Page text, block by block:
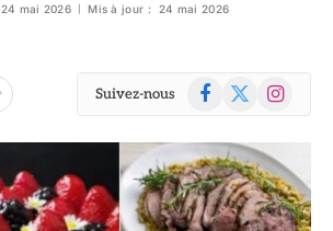
24 mai 2026 Mis à jour : 24 mai 2026
Suivez-nous Facebook
X
Instagram